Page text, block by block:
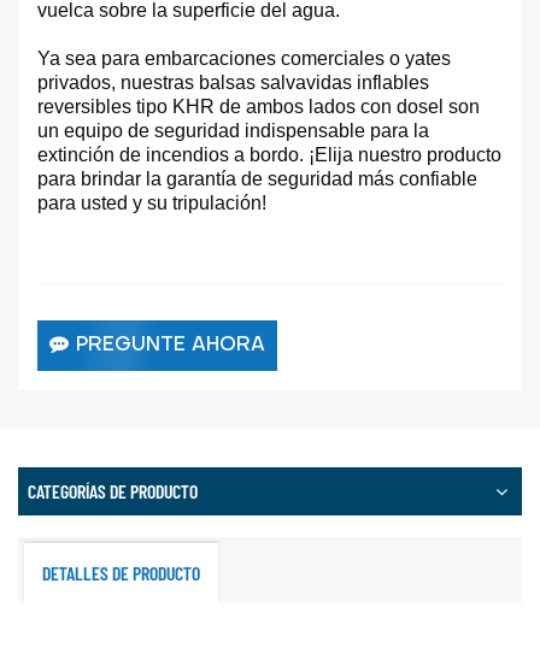
vuelca sobre la superficie del agua.
Ya sea para embarcaciones comerciales o yates
privados, nuestras balsas salvavidas inflables
reversibles tipo KHR de ambos lados con dosel son
un equipo de seguridad indispensable para la
extinción de incendios a bordo. ¡Elija nuestro producto
para brindar la garantía de seguridad más confiable
para usted y su tripulación!
PREGUNTE AHORA
CATEGORÍAS DE PRODUCTO
DETALLES DE PRODUCTO